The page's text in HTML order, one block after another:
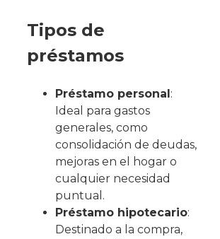
Tipos de
préstamos
Préstamo personal :
Ideal para gastos
generales, como
consolidación de deudas,
mejoras en el hogar o
cualquier necesidad
puntual.
Préstamo hipotecario:
Destinado a la compra,